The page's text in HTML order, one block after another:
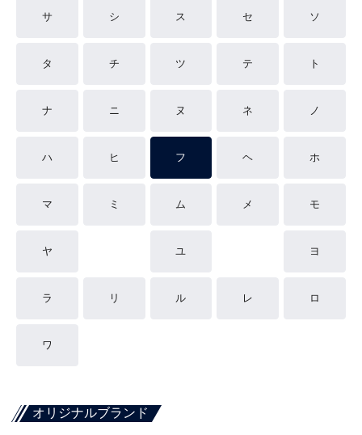
サ シ ス セ ソ
タ チ ツ テ ト
ナ ニ ヌ ネ ノ
ハ ヒ フ ヘ ホ
マ ミ ム メ モ
ヤ ユ ヨ
ラ リ ル レ ロ
ワ
オリジナルブランド